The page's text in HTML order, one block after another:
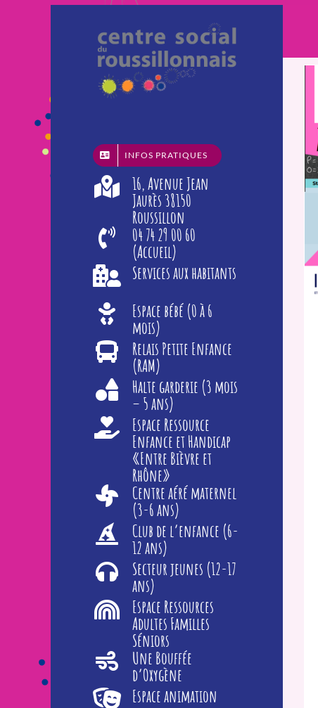
INFOS PRATIQUES
16, Avenue Jean
Jaurès 38150
Roussillon
04 74 29 00 60
(Accueil)
Services aux habitants
Espace bébé (0 à 6
mois)
Relais Petite Enfance
(RAM)
Halte garderie (3 mois
– 5 ans)
Espace Ressource
Enfance et Handicap
«Entre Bièvre et
Rhône»
Centre aéré maternel
(3-6 ans)
Club de l’enfance (6-
12 ans)
Secteur jeunes (12-17
ans)
Espace Ressources
Adultes Familles
Séniors
Une Bouffée
d’Oxygène
Espace animation